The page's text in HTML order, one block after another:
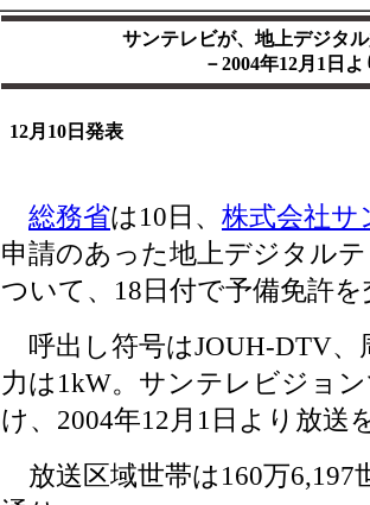
サンテレビが、地上デジタ
－2004年12月1日
12月10日発表
総務省は10日、 株式会社
申請のあった地上デジタル
ついて、18日付で予備免許
呼出し符号はJOUH-DTV、
力は1kW。サンテレビジョ
け、2004年12月1日より放送
放送区域世帯は160万6,197